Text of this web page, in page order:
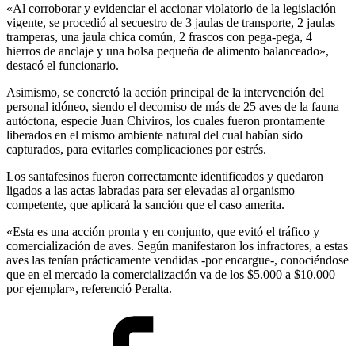
«Al corroborar y evidenciar el accionar violatorio de la legislación
vigente, se procedió al secuestro de 3 jaulas de transporte, 2 jaulas
tramperas, una jaula chica común, 2 frascos con pega-pega, 4
hierros de anclaje y una bolsa pequeña de alimento balanceado»,
destacó el funcionario.
Asimismo, se concretó la acción principal de la intervención del
personal idóneo, siendo el decomiso de más de 25 aves de la fauna
autóctona, especie Juan Chiviros, los cuales fueron prontamente
liberados en el mismo ambiente natural del cual habían sido
capturados, para evitarles complicaciones por estrés.
Los santafesinos fueron correctamente identificados y quedaron
ligados a las actas labradas para ser elevadas al organismo
competente, que aplicará la sanción que el caso amerita.
«Esta es una acción pronta y en conjunto, que evitó el tráfico y
comercialización de aves. Según manifestaron los infractores, a estas
aves las tenían prácticamente vendidas -por encargue-, conociéndose
que en el mercado la comercialización va de los $5.000 a $10.000
por ejemplar», referenció Peralta.